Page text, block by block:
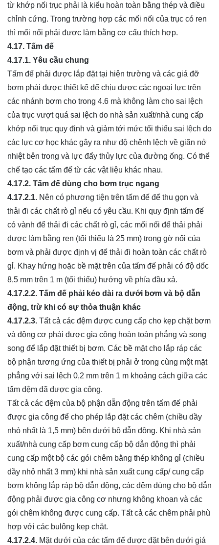
từ khớp nối trục phải là kiểu hoàn toàn bằng thép và điều
chỉnh cứng. Trong trường hợp các mối nối của trục có ren
thì mối nối phải được làm bằng cơ cấu thích hợp.
4.17. Tấm đế
4.17.1. Yêu cầu chung
Tấm đế phải được lắp đặt tại hiện trường và các giá đỡ
bơm phải được thiết kế để chịu được các ngoại lực trên
các nhánh bơm cho trong 4.6 mà không làm cho sai lệch
của trục vượt quá sai lệch do nhà sản xuất/nhà cung cấp
khớp nối trục quy định và giảm tới mức tối thiểu sai lệch do
các lực cơ học khác gây ra như độ chênh lệch về giãn nở
nhiệt bên trong và lực đẩy thủy lực của đường ống. Có thể
chế tạo các tấm đế từ các vật liệu khác nhau.
4.17.2. Tấm đế dùng cho bơm trục ngang
4.17.2.1. Nên có phương tiện trên tấm đế để thu gọn và
thải đi các chất rò gỉ nếu có yêu cầu. Khi quy định tấm đế
có vành để thải đi các chất rò gỉ, các mối nối để thải phải
được làm bằng ren (tối thiểu là 25 mm) trong gờ nối của
bơm và phải được định vị để thải đi hoàn toàn các chất rò
gỉ. Khay hứng hoặc bề mặt trên của tấm đế phải có độ dốc
8,5 mm trên 1 m (tối thiểu) hướng về phía đầu xả.
4.17.2.2. Tấm đế phải kéo dài ra dưới bơm và bộ dẫn
động, trừ khi có sự thỏa thuận khác
4.17.2.3. Tất cả các đệm được cung cấp cho kẹp chặt bơm
và động cơ phải được gia công hoàn toàn phẳng và song
song để lắp đặt thiết bị bơm. Các bề mặt cho lắp ráp các
bộ phận tương ứng của thiết bị phải ở trong cùng một mặt
phẳng với sai lệch 0,2 mm trên 1 m khoảng cách giữa các
tấm đệm đã được gia công.
Tất cả các đệm của bộ phận dẫn động trên tấm đế phải
được gia công để cho phép lắp đặt các chêm (chiều dầy
nhỏ nhất là 1,5 mm) bên dưới bộ dẫn động. Khi nhà sản
xuất/nhà cung cấp bơm cung cấp bộ dẫn động thì phải
cung cấp một bộ các gói chêm bằng thép không gỉ (chiều
dầy nhỏ nhất 3 mm) khi nhà sản xuất cung cấp/ cung cấp
bơm không lắp ráp bộ dẫn động, các đệm dùng cho bộ dẫn
động phải được gia công cơ nhưng không khoan và các
gói chêm không được cung cấp. Tất cả các chêm phải phù
hợp với các bulông kẹp chặt.
4.17.2.4. Mặt dưới của các tấm đế được đặt bên dưới giá